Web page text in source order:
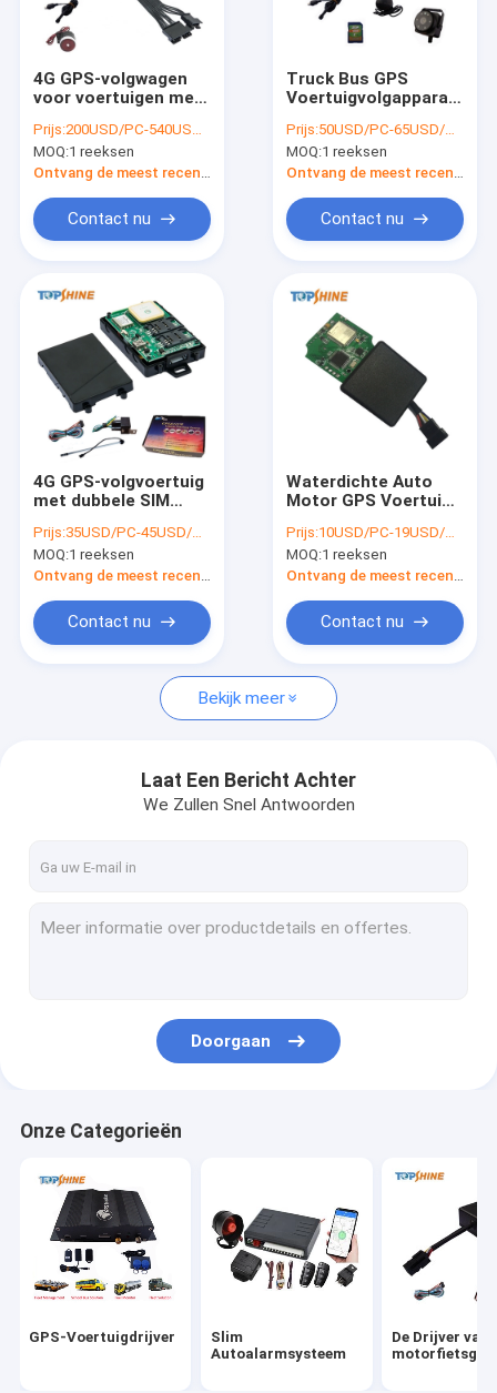
Producten
Over ons
Neem contact met ons op
Nieuws
Vraag een offerte
Slim Autoalarmsysteem
De Drijver van motorfietsgps
GPS-Drijverstoebehoren
GPS-voertuigtracking
GPS-autotracking
De Drijver van Ebikegps
Elektrisch Fietscontrolemechanisme
4G GPS-volgwagen
voor voertuigen met
remmen
Prijs:200USD/PC-540USD/PC
MOQ:1 reeksen
Ontvang de meest recente Prijs
Contact nu
Truck Bus GPS
Voertuigvolgapparaat
maken
Prijs:50USD/PC-65USD/PC
MOQ:1 reeksen
Ontvang de meest recente Prijs
Contact nu
4G GPS-volgvoertuig
met dubbele SIM
tracking
ononderbroken
Prijs:35USD/PC-45USD/PC
MOQ:1 reeksen
Ontvang de meest recente Prijs
Contact nu
Waterdichte Auto
Motor GPS Voertuig
Stroomuitval Alert
Prijs:10USD/PC-19USD/PC
MOQ:1 reeksen
Ontvang de meest recente Prijs
Contact nu
Bekijk meer
Laat Een Bericht Achter
We Zullen Snel Antwoorden
Doorgaan
Onze Categorieën
GPS-Voertuigdrijver
Slim
Autoalarmsysteem
De Drijver van
motorfietsgps